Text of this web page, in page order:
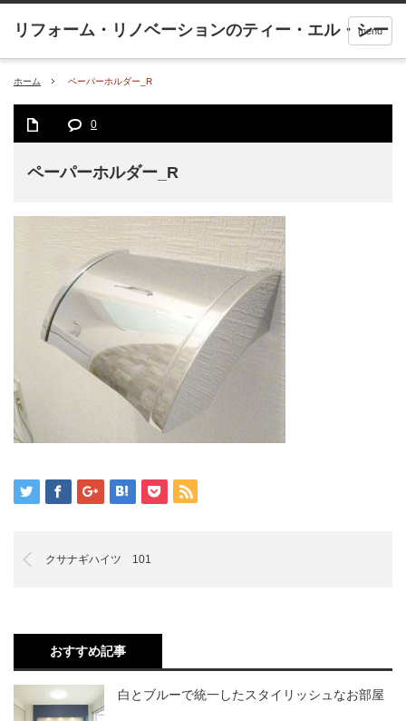
menu
ホーム ペーパーホルダー_R
0
ペーパーホルダー_R
クサナギハイツ 101
おすすめ記事
白とブルーで統一したスタイリッシュなお部屋